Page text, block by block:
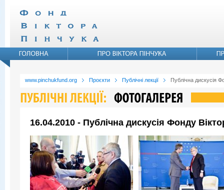
www.pinchukfund.org Проєкти Публічні лекції Публічна дискусія
16.04.2010 - Публічна дискусія Фонду